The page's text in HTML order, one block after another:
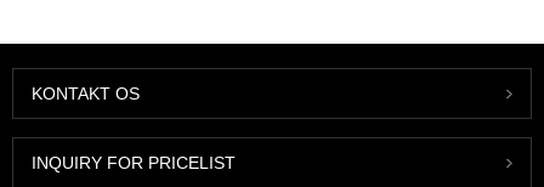
KONTAKT OS
INQUIRY FOR PRICELIST